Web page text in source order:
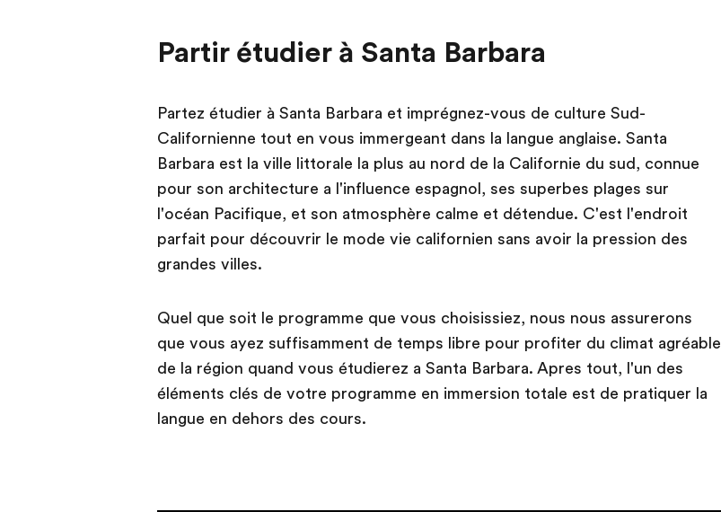
Partir étudier à Santa Barbara
Partez étudier à Santa Barbara et imprégnez-vous de culture Sud-
Californienne tout en vous immergeant dans la langue anglaise. Santa
Barbara est la ville littorale la plus au nord de la Californie du sud, connue
pour son architecture a l'influence espagnol, ses superbes plages sur
l'océan Pacifique, et son atmosphère calme et détendue. C'est l'endroit
parfait pour découvrir le mode vie californien sans avoir la pression des
grandes villes.
Quel que soit le programme que vous choisissiez, nous nous assurerons
que vous ayez suffisamment de temps libre pour profiter du climat agréable
de la région quand vous étudierez a Santa Barbara. Apres tout, l'un des
éléments clés de votre programme en immersion totale est de pratiquer la
langue en dehors des cours.